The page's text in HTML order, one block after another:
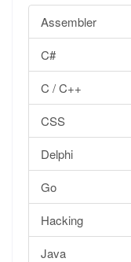
Assembler
C#
C / C++
CSS
Delphi
Go
Hacking
Java